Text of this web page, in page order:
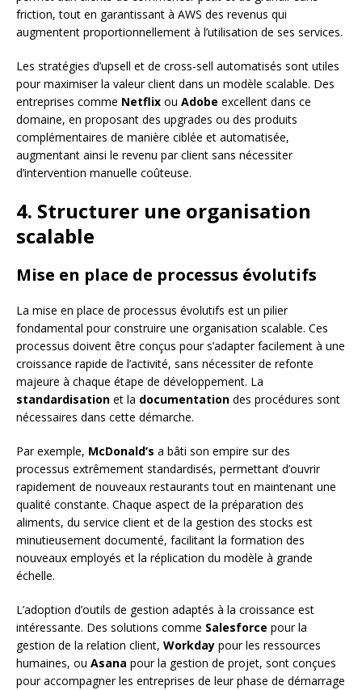
friction, tout en garantissant à AWS des revenus qui
augmentent proportionnellement à l’utilisation de ses services.
Les stratégies d’upsell et de cross-sell automatisés sont utiles
pour maximiser la valeur client dans un modèle scalable. Des
entreprises comme Netflix ou Adobe excellent dans ce
domaine, en proposant des upgrades ou des produits
complémentaires de manière ciblée et automatisée,
augmentant ainsi le revenu par client sans nécessiter
d’intervention manuelle coûteuse.
4. Structurer une organisation
scalable
Mise en place de processus évolutifs
La mise en place de processus évolutifs est un pilier
fondamental pour construire une organisation scalable. Ces
processus doivent être conçus pour s’adapter facilement à une
croissance rapide de l’activité, sans nécessiter de refonte
majeure à chaque étape de développement. La
standardisation et la documentation des procédures sont
nécessaires dans cette démarche.
Par exemple, McDonald’s a bâti son empire sur des
processus extrêmement standardisés, permettant d’ouvrir
rapidement de nouveaux restaurants tout en maintenant une
qualité constante. Chaque aspect de la préparation des
aliments, du service client et de la gestion des stocks est
minutieusement documenté, facilitant la formation des
nouveaux employés et la réplication du modèle à grande
échelle.
L’adoption d’outils de gestion adaptés à la croissance est
intéressante. Des solutions comme Salesforce pour la
gestion de la relation client, Workday pour les ressources
humaines, ou Asana pour la gestion de projet, sont conçues
pour accompagner les entreprises de leur phase de démarrage